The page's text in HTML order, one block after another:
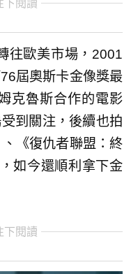
下閱讀
往歐美市場，2001
屆奧斯卡金像獎最
克魯斯合作的電影
到關注，後續也拍
《復仇者聯盟：終
如今還順利拿下金
下閱讀